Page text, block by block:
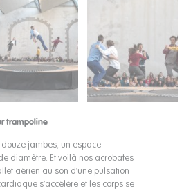
trampoline
douze jambes, un espace
diamètre. Et voilà nos acrobates
aérien au son d’une pulsation
s’accélère et les corps se